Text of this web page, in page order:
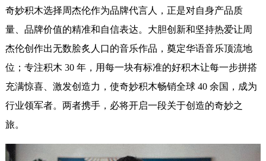
奇妙积木选择周杰伦作为品牌代言人，正是对自身产品质
量、品牌价值的精准和自信表达。大胆创新和坚持热爱让周
杰伦创作出无数脍炙人口的音乐作品，奠定华语音乐顶流地
位；专注积木 30 年，用每一块有标准的好积木让每一步拼搭
充满惊喜、激发创造力，使奇妙积木畅销全球 40 余国，成为
行业领军者。两者携手，必将开启一段关于创造的奇妙之
旅。